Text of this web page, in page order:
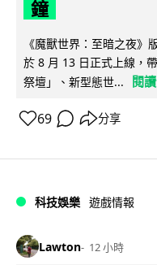
鐘
《魔獸世界：至暗之夜
於 8 月 13 日正式上線，
祭壇」、新型態世...
閱
69 分享
科技娛樂 遊戲情報
Lawton 12 小時